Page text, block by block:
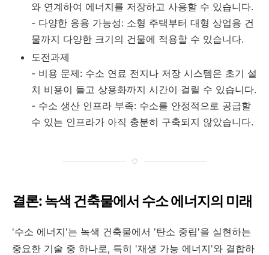
와 연계하여 에너지를 저장하고 사용할 수 있습니다.
- 다양한 응용 가능성: 소형 주택부터 대형 상업용 건
물까지 다양한 크기의 건물에 적용할 수 있습니다.
도전과제
- 비용 문제: 수소 연료 전지나 저장 시스템은 초기 설
치 비용이 들고 상용화까지 시간이 걸릴 수 있습니다.
- 수소 생산 인프라 부족: 수소를 안정적으로 공급할
수 있는 인프라가 아직 충분히 구축되지 않았습니다.
결론: 녹색 건축물에서 수소 에너지의 미래
'수소 에너지'는 녹색 건축물에서 '탄소 중립'을 실현하는
중요한 기술 중 하나로, 특히 '재생 가능 에너지'와 결합하